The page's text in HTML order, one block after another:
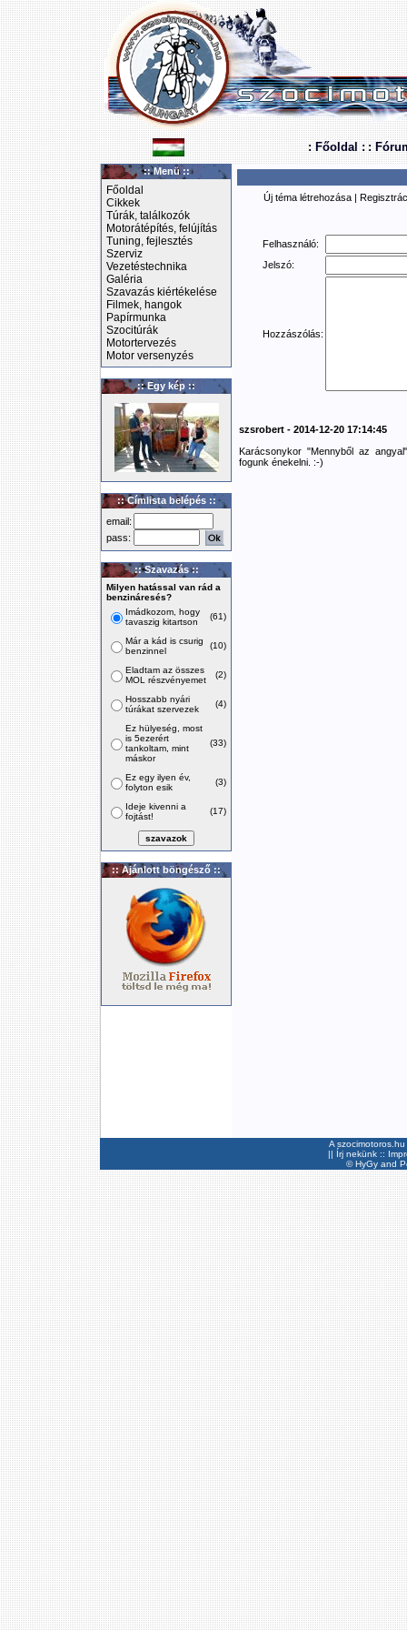
: Főoldal : :
:: Menü ::
Főoldal
Cikkek
Túrák, találkozók
Motorátépítés, felújítás
Tuning, fejlesztés
Szerviz
Vezetéstechnika
Galéria
Szavazás kiértékelése
Filmek, hangok
Papírmunka
Szocitúrák
Motortervezés
Motor versenyzés
:: Egy kép ::
:: Címlista belépés ::
email:
pass:
:: Szavazás ::
Milyen hatással van rád a
benzináresés?
Imádkozom, hogy
tavaszig kitartson
(61)
Már a kád is csurig
benzinnel
(10)
Eladtam az összes
MOL részvényemet
(2)
Hosszabb nyári
túrákat szervezek
(4)
Ez hülyeség, most
is 5ezerért
tankoltam, mint
máskor
(33)
Ez egy ilyen év,
folyton esik
(3)
Ideje kivenni a
fojtást!
(17)
:: Ajánlott böngésző ::
Új téma létrehozása |
Felhasználó:
Jelszó:
Hozzászólás:
szsrobert - 2014-12-20 17:14:45
Karácsonykor "Mennyből az
fogunk énekelni. :-)
A
|| Írj nekünk ::
©HyGyand